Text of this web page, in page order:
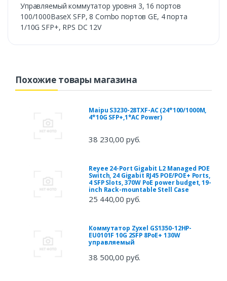
Управляемый коммутатор уровня 3, 16 портов
100/1000BaseX SFP, 8 Combo портов GE, 4 порта
1/10G SFP+, RPS DC 12V
Похожие товары магазина
Maipu S3230-28TXF-AC (24*100/1000M,
4*10G SFP+,1*AC Power)
38 230,00 руб.
Reyee 24-Port Gigabit L2 Managed POE
Switch, 24 Gigabit RJ45 POE/POE+ Ports,
4 SFP Slots, 370W PoE power budget, 19-
inch Rack-mountable Stell Case
25 440,00 руб.
Коммутатор Zyxel GS1350-12HP-
EU0101F 10G 2SFP 8PoE+ 130W
управляемый
38 500,00 руб.